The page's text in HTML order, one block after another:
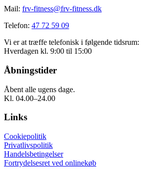
Mail: frv-fitness@frv-fitness.dk
Telefon: 47 72 59 09
Vi er at træffe telefonisk i følgende tidsrum:
Hverdagen kl. 9:00 til 15:00
Åbningstider
Åbent alle ugens dage.
Kl. 04.00–24.00
Links
Cookiepolitik
Privatlivspolitik
Handelsbetingelser
Fortrydelsesret ved onlinekøb